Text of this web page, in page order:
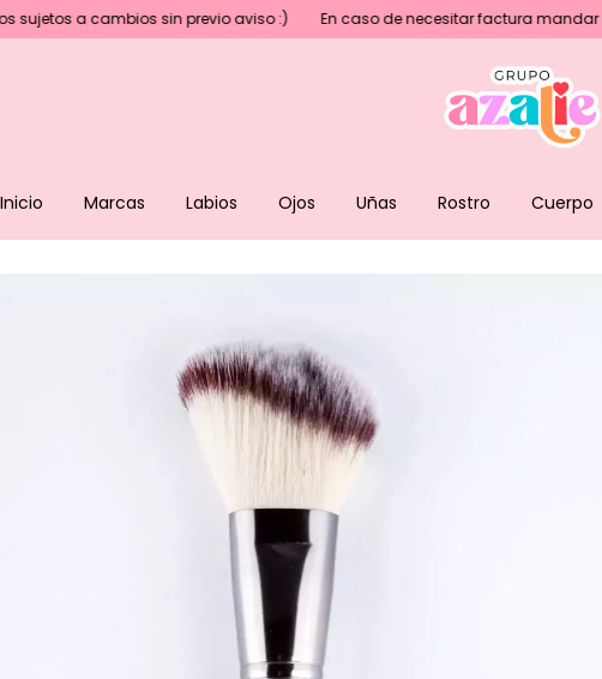
sin previo aviso :) En caso de necesitar factura mandar mensaje
Inicio Marcas Labios Ojos Uñas Rostro Cuerpo